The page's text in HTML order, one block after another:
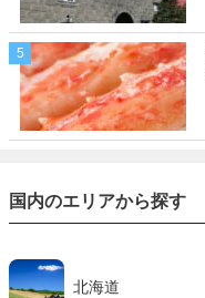
5
国内のエリアから探す
北海道